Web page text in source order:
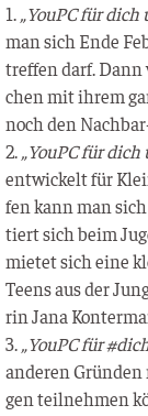
1.„YouPC für
man sich Ende
tref­fen darf.
chen mit ihrem
noch den
2.„YouPC für
ent­wi­ckelt für
fen kann man
tiert sich beim
mie­tet sich eine
Teens aus der
rin Jana
3.„YouPC für
ande­ren
gen teil­neh­men